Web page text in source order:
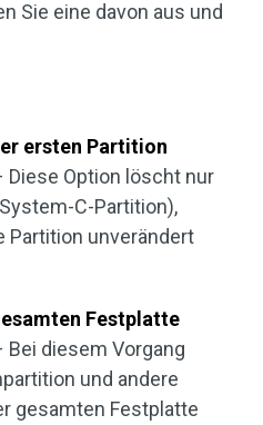
Sie eine davon aus und
ersten Partition
Diese Option löscht nur
C-Partition),
Partition unverändert
Festplatte
Bei diesem Vorgang
und andere
gesamten Festplatte